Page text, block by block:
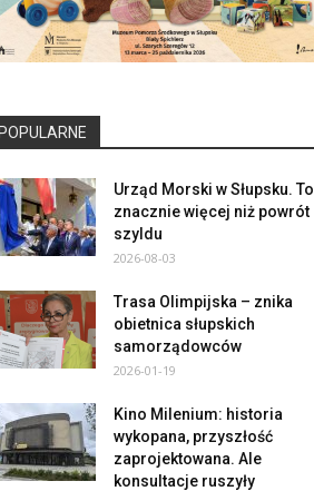
Urząd Morski w Słupsku. To
znacznie więcej niż powrót
szyldu
2026-08-03
Trasa Olimpijska – znika
obietnica słupskich
samorządowców
2026-01-19
Kino Milenium: historia
wykopana, przyszłość
zaprojektowana. Ale
konsultacje ruszyły